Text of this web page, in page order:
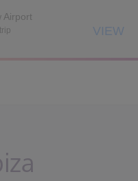
Airport
VIEW